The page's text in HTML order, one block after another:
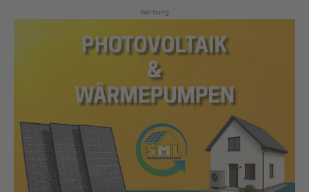
Werbung